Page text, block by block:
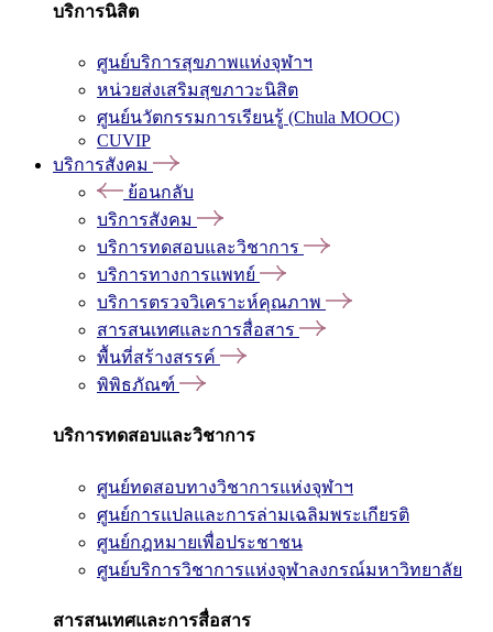
บริการนิสิต
ศูนย์บริการสุขภาพแห่งจุฬาฯ
หน่วยส่งเสริมสุขภาวะนิสิต
ศูนย์นวัตกรรมการเรียนรู้ (Chula MOOC)
CUVIP
บริการสังคม
ย้อนกลับ
บริการสังคม
บริการทดสอบและวิชาการ
บริการทางการแพทย์
บริการตรวจวิเคราะห์คุณภาพ
สารสนเทศและการสื่อสาร
พื้นที่สร้างสรรค์
พิพิธภัณฑ์
บริการทดสอบและวิชาการ
ศูนย์ทดสอบทางวิชาการแห่งจุฬาฯ
ศูนย์การแปลและการล่ามเฉลิมพระเกียรติ
ศูนย์กฎหมายเพื่อประชาชน
ศูนย์บริการวิชาการแห่งจุฬาลงกรณ์มหาวิทยาลัย
สารสนเทศและการสื่อสาร